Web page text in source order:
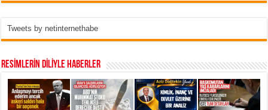
Tweets by netinternethabe
RESİMLERİN DİLİYLE HABERLER